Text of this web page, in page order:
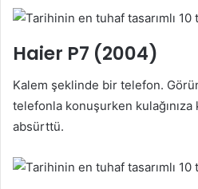
Haier P7 (2004)
Kalem şeklinde bir telefon.
telefonla konuşurken
absürttü.